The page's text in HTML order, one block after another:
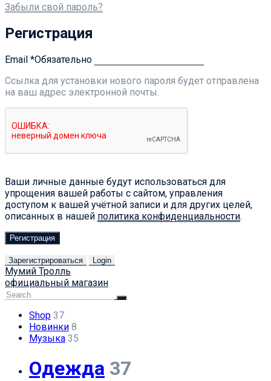
Забыли свой пароль?
Регистрация
Email *Обязательно
Ссылка для установки нового пароля будет отправлена ​​
на ваш адрес электронной почты.
Ваши личные данные будут использоваться для
упрощения вашей работы с сайтом, управления
доступом к вашей учётной записи и для других целей,
описанных в нашей политика конфиденциальности.
Регистрация
Зарегистрироваться Login
Мумий Тролль
официальный магазин
Shop 37
Новинки 8
Музыка 35
Одежда 37